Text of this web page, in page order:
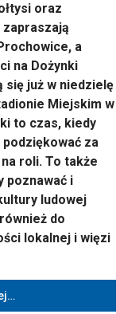
oraz
a
na Dożynki
się już w niedzielę
Miejskim w
to czas, kiedy
za
roli. To także
poznawać i
ludowej
do
lokalnej i więzi